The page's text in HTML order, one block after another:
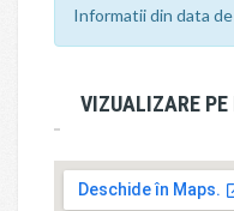
Informatii din data
VIZUALIZARE